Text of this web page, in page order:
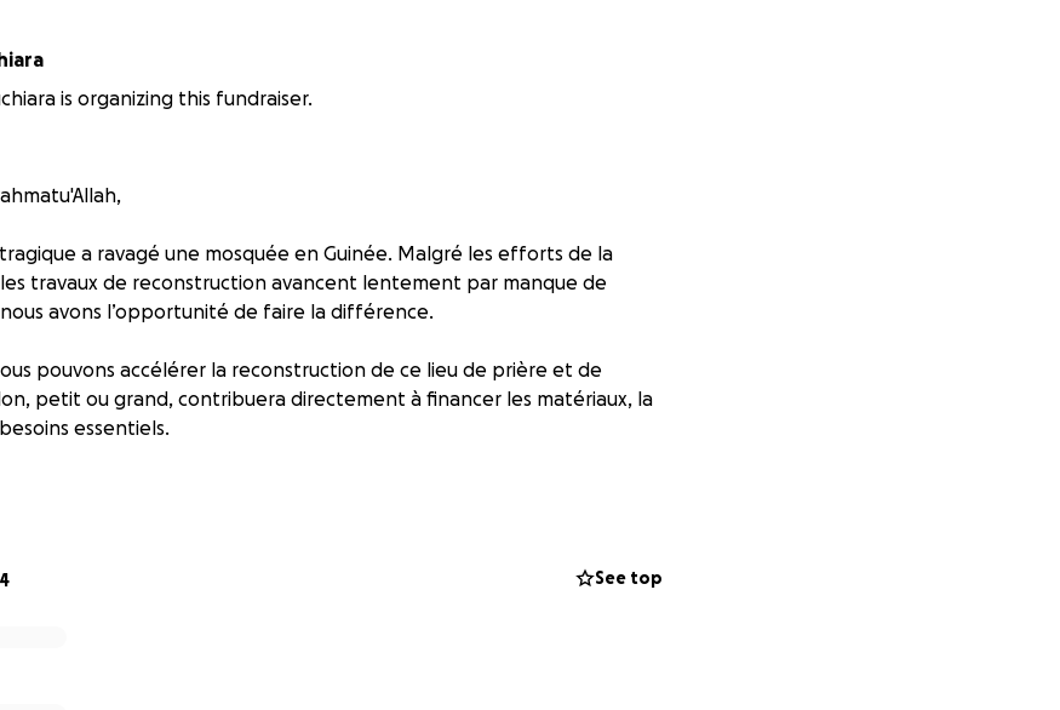
is organizing this fundraiser.
tragique a ravagé une mosquée en Guinée. Malgré les efforts de la
travaux de reconstruction avancent lentement par manque de
nous avons l’opportunité de faire la différence.
pouvons accélérer la reconstruction de ce lieu de prière et de
petit ou grand, contribuera directement à financer les matériaux, la
essentiels.
transparente : reçus, photos et mises à jour régulières seront
mosquée. C’est semer une sadaqa jariya.
See top